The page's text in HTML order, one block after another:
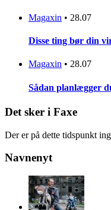
Magaxin • 28.07
Disse ting bør din
Magaxin • 28.07
Sådan planlægger
Det sker i Faxe
Der er på dette tidspunkt
Navnenyt